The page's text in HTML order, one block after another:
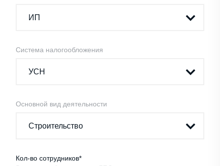
Система налогообложения
Основной вид деятельности
Кол-во сотрудников*